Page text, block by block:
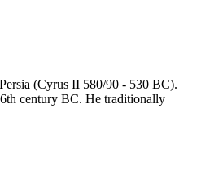
(Cyrus II 580/90 - 530 BC).
century BC. He traditionally